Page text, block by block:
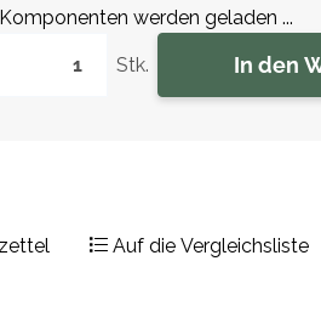
Stk. In den
Komponenten werden geladen ...
Auf die Vergleichsliste